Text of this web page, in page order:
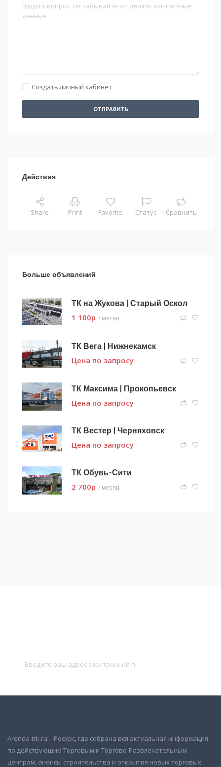
Создать личный кабинет
ОТПРАВИТЬ
Действия
Share Print Favorite Статус Сравнить
Больше объявлений
ТК на Жукова | Старый Оскол
1 100p / месяц
ТК Вега | Нижнекамск
Цена по запросу
ТК Максима | Прокопьевск
Цена по запросу
ТК Вестер | Черняховск
Цена по запросу
ТК Обувь-Сити
2 700p / месяц
Arenda-trk.ru – Ресурс, где собрана вся актуальная информация
по действующим Торговым и Торгово-Развлекательным
центрам, анонсы строительства и открытия новых торговых